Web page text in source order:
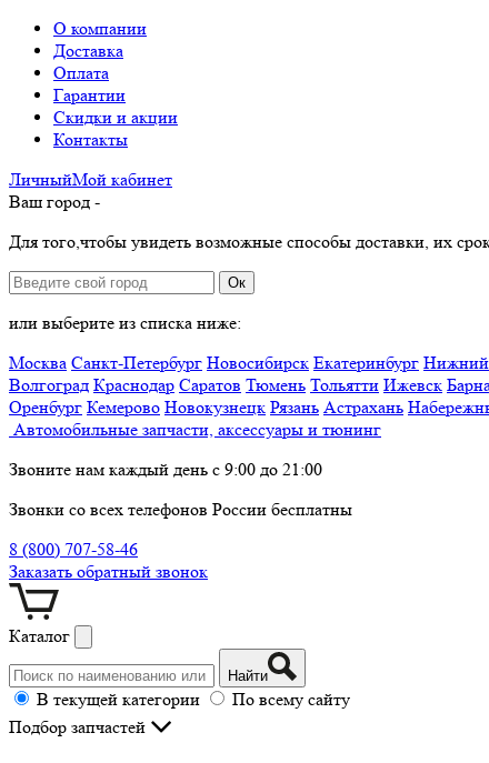
О компании
Доставка
Оплата
Гарантии
Скидки и акции
Контакты
ЛичныйМой кабинет
Ваш город -
Для того,чтобы увидеть возможные способы доставки, их
Ок
или выберите из списка ниже:
Москва Санкт-Петербург Новосибирск Екатеринбург Нижний
Волгоград Краснодар Саратов Тюмень Тольятти Ижевск
Оренбург Кемерово Новокузнецк Рязань Астрахань
Автомобильные запчасти, аксессуары и тюнинг
Звоните нам каждый день с 9:00 до 21:00
Звонки со всех телефонов России бесплатны
8 (800) 707-58-46
Заказать обратный звонок
Каталог
Найти
В текущей категории
По всему сайту
Подбор запчастей